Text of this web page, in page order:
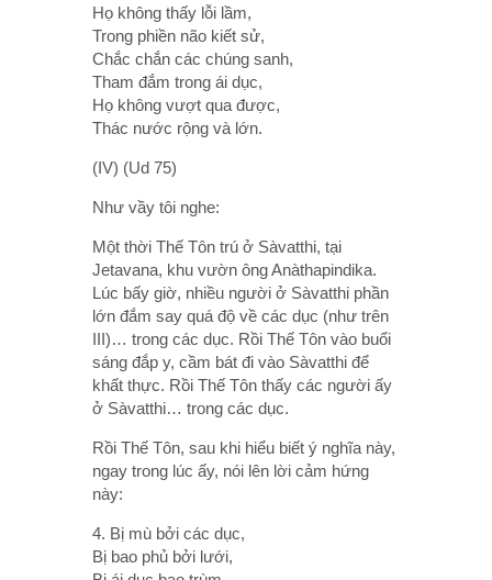
Họ không thấy lỗi lầm,
Trong phiền não kiết sử,
Chắc chắn các chúng sanh,
Tham đắm trong ái dục,
Họ không vượt qua được,
Thác nước rộng và lớn.
(IV) (Ud 75)
Như vầy tôi nghe:
Một thời Thế Tôn trú ở Sàvatthi, tại
Jetavana, khu vườn ông Anàthapindika.
Lúc bấy giờ, nhiều người ở Sàvatthi phần
lớn đắm say quá độ về các dục (như trên
III)… trong các dục. Rồi Thế Tôn vào buổi
sáng đắp y, cầm bát đi vào Sàvatthi để
khất thực. Rồi Thế Tôn thấy các người ấy
ở Sàvatthi… trong các dục.
Rồi Thế Tôn, sau khi hiểu biết ý nghĩa này,
ngay trong lúc ấy, nói lên lời cảm hứng
này:
4. Bị mù bởi các dục,
Bị bao phủ bởi lưới,